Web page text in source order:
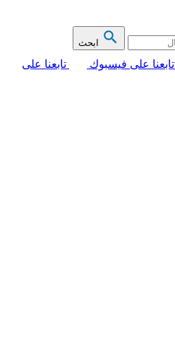
ابحث
تابعنا على فيسبوك
تابعنا على